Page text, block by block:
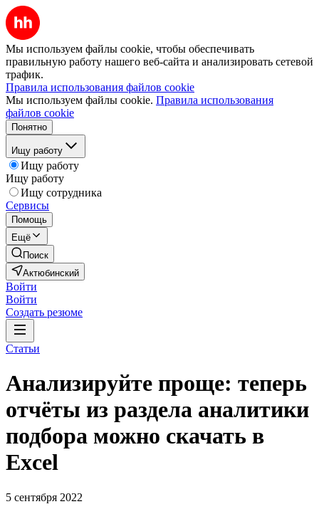
Мы используем файлы cookie, чтобы обеспечивать
правильную работу нашего веб-сайта и анализировать сетевой
трафик.
Правила использования файлов cookie
Мы используем файлы cookie. Правила использования
файлов cookie
Понятно
Ищу работу
Ищу работу
Ищу работу
Ищу сотрудника
Сервисы
Помощь
Ещё
Поиск
Актюбинский
Войти
Войти
Создать резюме
Статьи
Анализируйте проще: теперь
отчёты из раздела аналитики
подбора можно скачать в
Excel
5 сентября 2022